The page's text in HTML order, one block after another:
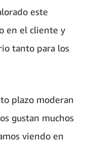
este
en el cliente y
tanto para los
plazo moderan
gustan muchos
viendo en